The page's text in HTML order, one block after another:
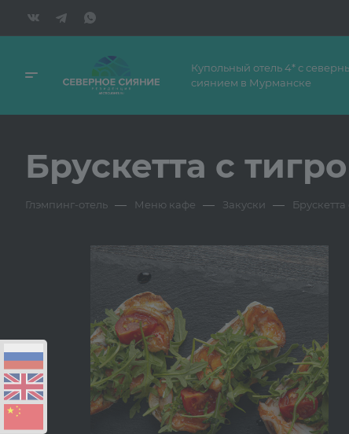
Купольный отель 4* с
сиянием в Мурманске
Брускетта с
Глэмпинг-отель — Меню кафе — Закуски —